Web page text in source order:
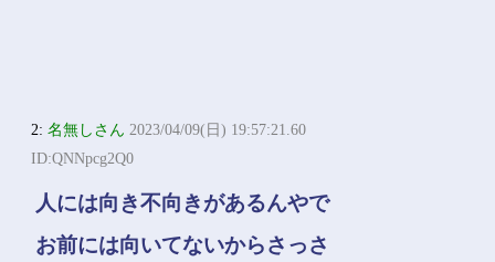
2:名無しさん 2023/04/09(日) 19:57:21.60
ID:QNNpcg2Q0
人には向き不向きがあるんやで
お前には向いてないからさっさ